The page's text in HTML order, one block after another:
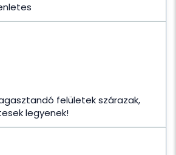
felületek szárazak,
legyenek!